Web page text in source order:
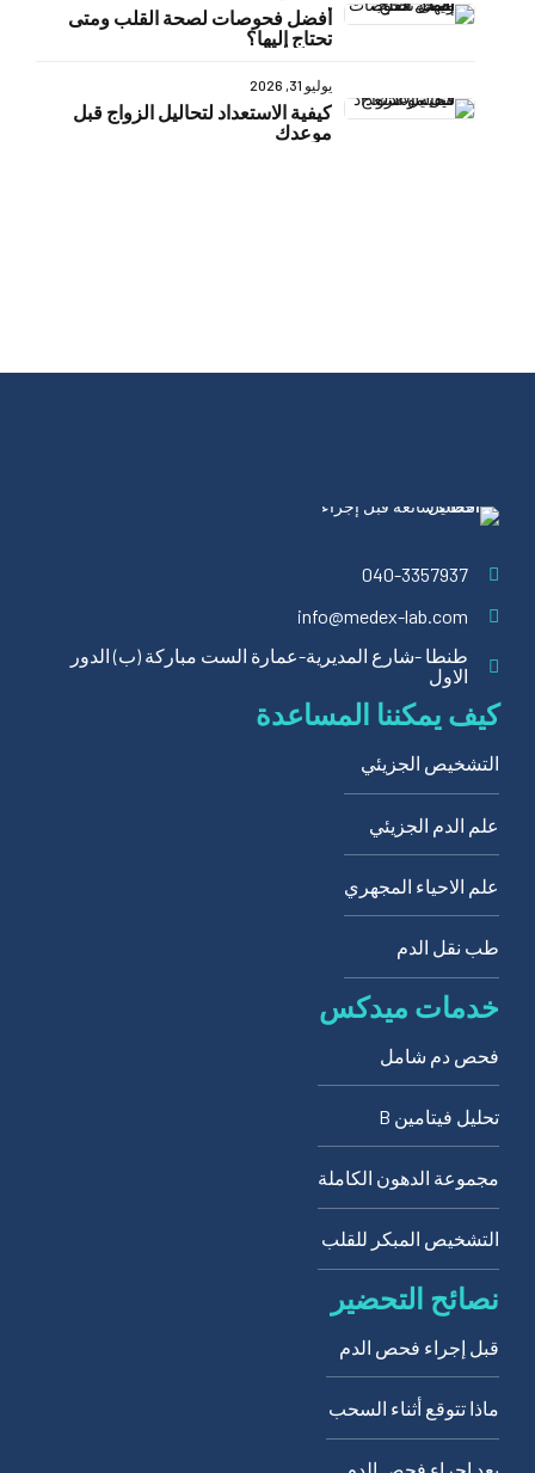
أفضل فحوصات لصحة القلب ومتى
تحتاج إليها؟
يوليو 31, 2026
كيفية الاستعداد لتحاليل الزواج قبل
موعدك
040-3357937
info@medex-lab.com
طنطا -شارع المديرية-عمارة الست مباركة (ب) الدور
الاول
كيف يمكننا المساعدة
التشخيص الجزيئي
علم الدم الجزيئي
علم الاحياء المجهري
طب نقل الدم
خدمات ميدكس
فحص دم شامل
تحليل فيتامين B
مجموعة الدهون الكاملة
التشخيص المبكر للقلب
نصائح التحضير
قبل إجراء فحص الدم
ماذا تتوقع أثناء السحب